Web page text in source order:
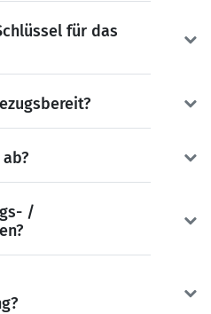
für das
/